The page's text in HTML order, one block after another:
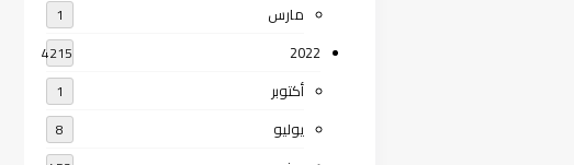
مارس 1
2022
4215
أكتوبر 1
يوليو 8